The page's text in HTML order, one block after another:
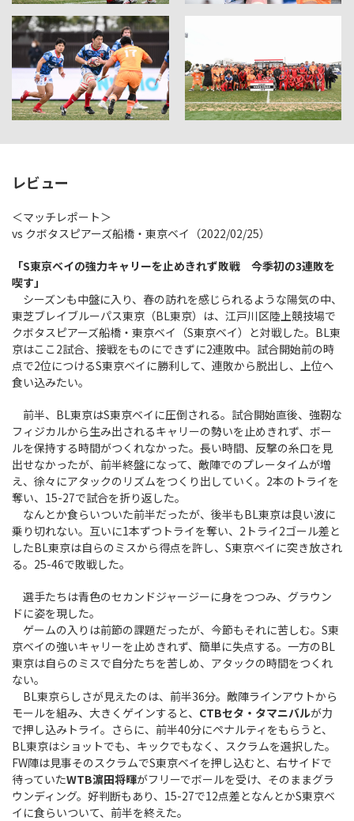
レビュー
＜マッチレポート＞
vs クボタスピアーズ船橋・東京ベイ（2022/02/25）
「S東京ベイの強力キャリーを止めきれず敗戦 今季初の3連敗を
喫す」
シーズンも中盤に入り、春の訪れを感じられるような陽気の中、
東芝ブレイブルーパス東京（BL東京）は、江戸川区陸上競技場で
クボタスピアーズ船橋・東京ベイ（S東京ベイ）と対戦した。BL東
京はここ2試合、接戦をものにできずに2連敗中。試合開始前の時
点で2位につけるS東京ベイに勝利して、連敗から脱出し、上位へ
食い込みたい。
前半、BL東京はS東京ベイに圧倒される。試合開始直後、強靭な
フィジカルから生み出されるキャリーの勢いを止めきれず、ボー
ルを保持する時間がつくれなかった。長い時間、反撃の糸口を見
出せなかったが、前半終盤になって、敵陣でのプレータイムが増
え、徐々にアタックのリズムをつくり出していく。2本のトライを
奪い、15-27で試合を折り返した。
なんとか食らいついた前半だったが、後半もBL東京は良い波に
乗り切れない。互いに1本ずつトライを奪い、2トライ2ゴール差と
したBL東京は自らのミスから得点を許し、S東京ベイに突き放され
る。25-46で敗戦した。
選手たちは青色のセカンドジャージーに身をつつみ、グラウン
ドに姿を現した。
ゲームの入りは前節の課題だったが、今節もそれに苦しむ。S東
京ベイの強いキャリーを止めきれず、簡単に失点する。一方のBL
東京は自らのミスで自分たちを苦しめ、アタックの時間をつくれ
ない。
BL東京らしさが見えたのは、前半36分。敵陣ラインアウトから
モールを組み、大きくゲインすると、 CTBセタ・タマニバルが力
で押し込みトライ。さらに、前半40分にペナルティをもらうと、
BL東京はショットでも、キックでもなく、スクラムを選択した。
FW陣は見事そのスクラムでS東京ベイを押し込むと、右サイドで
待っていたWTB濵田将暉がフリーでボールを受け、そのままグラ
ウンディング。好判断もあり、15-27で12点差となんとかS東京ベ
イに食らいついて、前半を終えた。